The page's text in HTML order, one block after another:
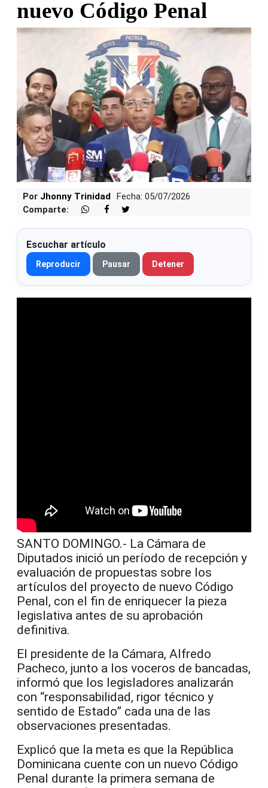
nuevo Código Penal
Por Jhonny Trinidad
Fecha: 05/07/2026
Comparte:
Escuchar artículo
Reproducir Pausar Detener
SANTO DOMINGO.- La Cámara de
Diputados inició un período de recepción y
evaluación de propuestas sobre los
artículos del proyecto de nuevo Código
Penal, con el fin de enriquecer la pieza
legislativa antes de su aprobación
definitiva.
El presidente de la Cámara, Alfredo
Pacheco, junto a los voceros de bancadas,
informó que los legisladores analizarán
con “responsabilidad, rigor técnico y
sentido de Estado” cada una de las
observaciones presentadas.
Explicó que la meta es que la República
Dominicana cuente con un nuevo Código
Penal durante la primera semana de